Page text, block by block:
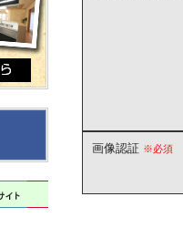
画像認証 ※必須